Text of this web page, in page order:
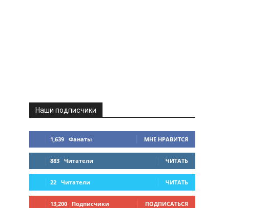
Наши подписчики
1,639 Фанаты МНЕ НРАВИТСЯ
883 Читатели ЧИТАТЬ
22 Читатели ЧИТАТЬ
13,200 Подписчики ПОДПИСАТЬСЯ